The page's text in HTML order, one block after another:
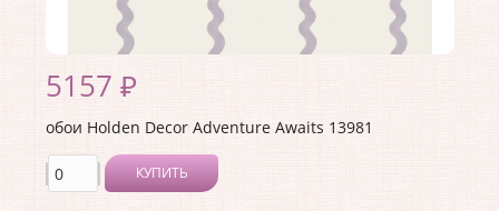
5157 ₽
обои Holden Decor Adventure Awaits 13981
КУПИТЬ